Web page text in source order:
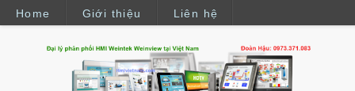
Home Giới thiệu Liên hệ